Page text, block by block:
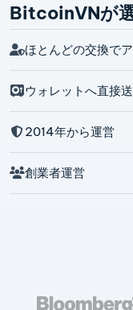
BitcoinVNが
ほとんどの交換で
ウォレットへ直接
2014年から運営
創業者運営